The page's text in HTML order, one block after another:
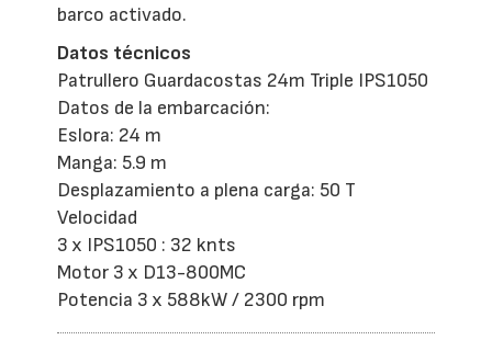
barco activado.
Datos técnicos
Patrullero Guardacostas 24m Triple IPS1050
Datos de la embarcación:
Eslora: 24 m
Manga: 5.9 m
Desplazamiento a plena carga: 50 T
Velocidad
3 x IPS1050 : 32 knts
Motor 3 x D13-800MC
Potencia 3 x 588kW / 2300 rpm